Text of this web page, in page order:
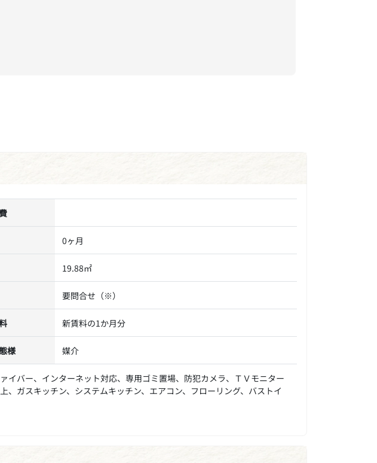
0ヶ月
19.88㎡
要問合せ（※）
新賃料の1か月分
様 媒介
イバー、インターネット対応、専用ゴミ置場、防犯カメラ、ＴＶモニター
ガスキッチン、システムキッチン、エアコン、フローリング、バストイ